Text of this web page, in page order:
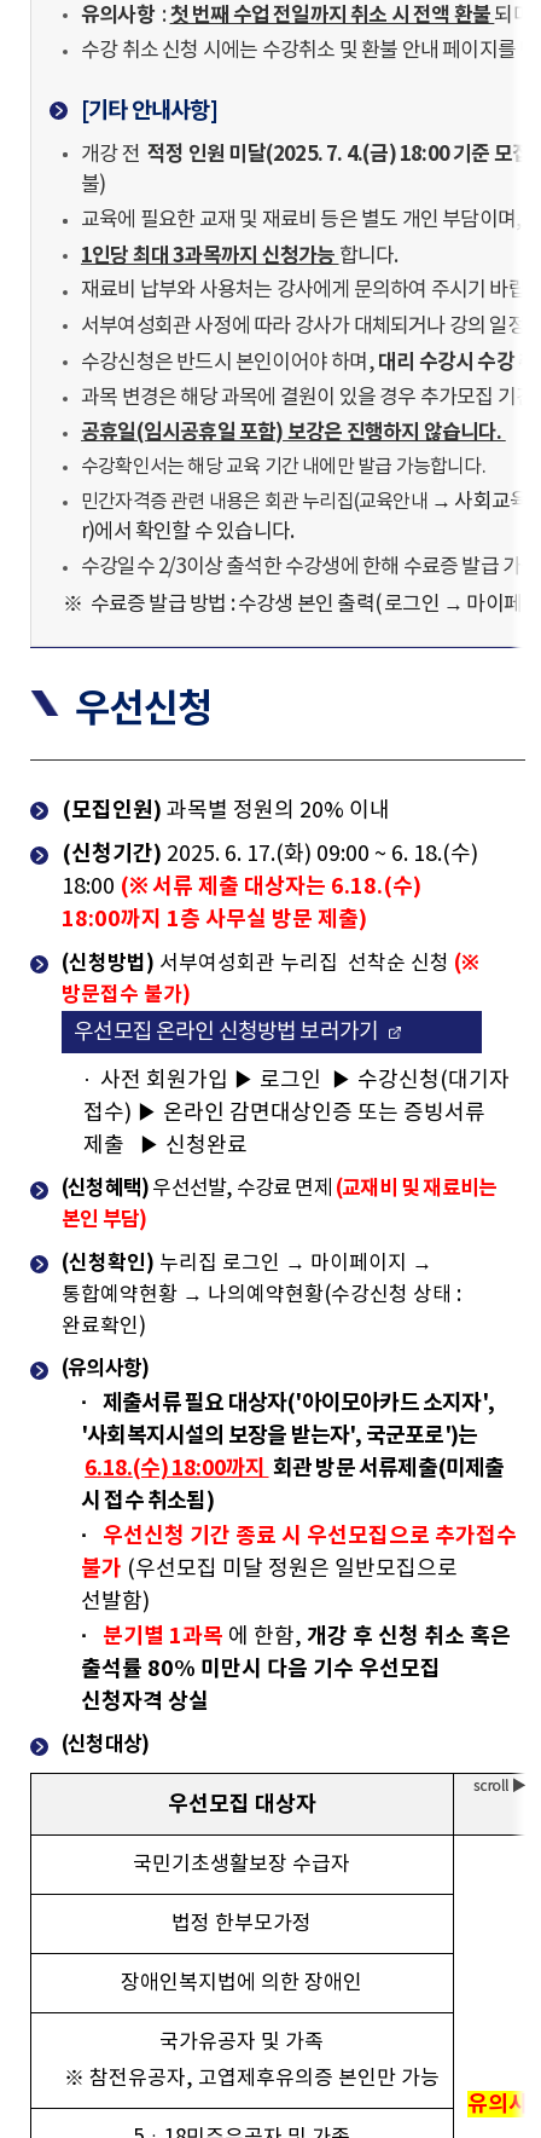
유의사항 : 첫 번째 수업 전일까지 취소 시 전액 환불 되며
수강 취소 신청 시에는 수강취소 및 환불 안내 페이지를
[기타 안내사항]
개강 전적정 인원 미달(2025. 7. 4.(금) 18:00 기준 모집
불)
교육에 필요한 교재 및 재료비 등은 별도 개인 부담이며,
1인당 최대 3과목까지 신청가능 합니다.
재료비 납부와 사용처는 강사에게 문의하여 주시기 바랍
서부여성회관 사정에 따라 강사가 대체되거나 강의 일정
수강신청은 반드시 본인이어야 하며, 대리 수강시 수강
과목 변경은 해당 과목에 결원이 있을 경우 추가모집 기
공휴일(임시공휴일 포함) 보강은 진행하지 않습니다.
수강확인서는 해당 교육 기간 내에만 발급 가능합니다.
민간자격증 관련 내용은 회관 누리집(교육안내 → 사회교육
r)에서 확인할 수 있습니다.
수강일수 2/3이상 출석한 수강생에 한해 수료증 발급 가
※ 수료증 발급 방법 : 수강생 본인 출력( 로그인 → 마이
우선신청
(모집인원) 과목별 정원의 20% 이내
(신청기간) 2025. 6. 17.(화) 09:00 ~ 6. 18.(수)
18:00 (※ 서류 제출 대상자는 6.18.(수)
18:00까지 1층 사무실 방문 제출)
(신청방법) 서부여성회관 누리집 선착순 신청 (※
방문접수 불가)
우선모집 온라인 신청방법 보러가기
· 사전 회원가입 ▶ 로그인
▶ 수강신청(대기자
접수) ▶ 온라인 감면대상인증 또는 증빙서류
제출 ▶ 신청완료
(신청혜택) 우선선발, 수강료 면제 (교재비 및 재료비는
본인 부담)
(신청확인) 누리집 로그인 → 마이페이지 →
통합예약현황 → 나의예약현황(수강신청 상태 :
완료확인)
(유의사항)
· 제출서류 필요 대상자('아이모아카드 소지자',
'사회복지시설의 보장을 받는자', 국군포로')는
6.18.(수)18:00까지 회관 방문 서류제출(미제출
시 접수 취소됨)
· 우선신청 기간 종료 시 우선모집으로 추가접수
불가 (우선모집 미달 정원은 일반모집으로
선발함)
· 분기별 1과목 에 한함, 개강 후 신청 취소 혹은
출석률 80% 미만시 다음 기수 우선모집
신청자격 상실
(신청대상)
우선모집 대상자
국민기초생활보장 수급자
유의사
법정 한부모가정
장애인복지법에 의한 장애인
국가유공자 및 가족
※ 참전유공자, 고엽제후유의증 본인만 가능